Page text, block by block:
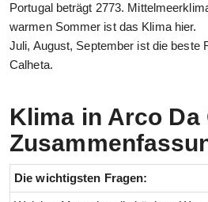
Portugal beträgt 2773.
warmen Sommer ist das Klima hier.
Juli, August, September ist die beste
Calheta.
Klima in Arco Da
Die wichtigsten Fragen: